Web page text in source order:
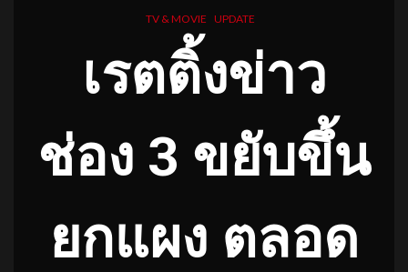
TV & MOVIE UPDATE
เรตติ้งข่าว
ช่อง 3 ขยับขึ้น
ยกแผง ตลอด